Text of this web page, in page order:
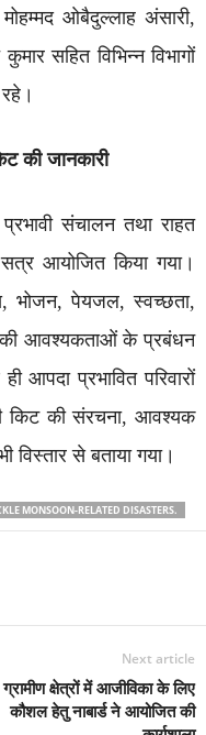
ओबैदुल्लाह अंसारी,
सहित विभिन्न विभागों
की जानकारी
संचालन तथा राहत
आयोजित किया गया।
भोजन, पेयजल, स्वच्छता,
की आवश्यकताओं के प्रबंधन
आपदा प्रभावित परिवारों
किट की संरचना, आवश्यक
से बताया गया।
MONSOON-RELATED DISASTERS.
Next article
ग्रामीण क्षेत्रों में आजीविका के लिए
कौशल हेतु नाबार्ड ने आयोजित की